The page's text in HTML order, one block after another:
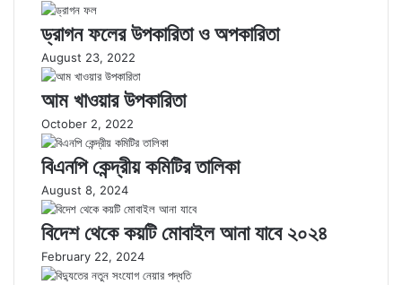
ড্রাগন ফলের উপকারিতা ও অপকারিতা
August 23, 2022
আম খাওয়ার উপকারিতা
October 2, 2022
বিএনপি কেন্দ্রীয় কমিটির তালিকা
August 8, 2024
বিদেশ থেকে কয়টি মোবাইল আনা যাবে ২০২৪
February 22, 2024